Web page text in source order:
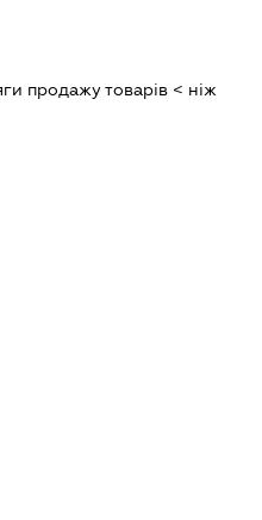
продажу товарiв < нiж